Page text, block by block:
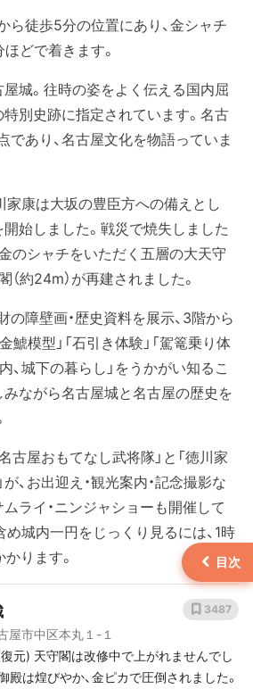
ら徒歩5分の位置にあり、金シャチ
どで着きます。
屋城。往時の姿をよく伝える国内屈
特別史跡に指定されています。名古
であり、名古屋文化を物語っていま
川家康は大坂の豊臣方への備えとし
開始しました。戦災で焼失しました
金のシャチをいただく五層の大天守
（約24m）が再建されました。
障壁画・歴史資料を展示、3階から
鯱模型」「石引き体験」「駕篭乗り体
内、城下の暮らし」をうかがい知るこ
みながら名古屋城と名古屋の歴史を
古屋おもてなし武将隊」と「徳川家
、お出迎え・観光案内・記念撮影な
ライ・ニンジャショーも開催して
め城内一円をじっくり見るには、1時
ります。
屋市中区本丸１-１
元) 天守閣は改修中で上がれませんでし
殿は煌びやか、金ピカで圧倒されました。
3487